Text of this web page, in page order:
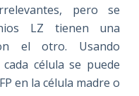
pero se
LZ tienen una
el otro. Usando
célula se puede
en la célula madre o